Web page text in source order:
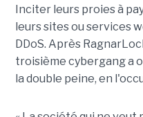
Inciter leurs proies à
leurs sites ou services
DDoS. Après
troisième cybergang a
la double peine, en